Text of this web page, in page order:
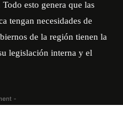
esto genera que las
tengan necesidades de
de la región tienen la
legislación interna y el
-